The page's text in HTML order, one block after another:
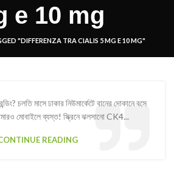
e 10 mg
"DIFFERENZA TRA CIALIS 5 MG E 10 MG"
চলতি মাসে ঢাকার নিউমার্কেটে বানের দোকানে বসে
মোবাইলে ব্যস্ত! স্ক্রিনে ঝলসানো CK4...
READING